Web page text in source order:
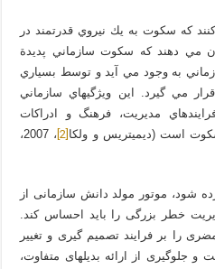
كه سكوت به يك نيروي قدرتمند در
مي دهند كه سكوت سازماني پديدة
به وجود مي آيد و توسط بسياري
مي گيرد. اين ويژگي­هاي سازماني
مديريت، فرهنگ و ادراكات
است (دیمیتریس و ولکا [2]
، 2007،
شود، موتور مولد دانش سازمانی از
خطر بزرگی را باید احساس کند.
را بر فرایند تصمیم گیری و تغییر
جلوگیری از ارائه بدیل­های متفاوت،